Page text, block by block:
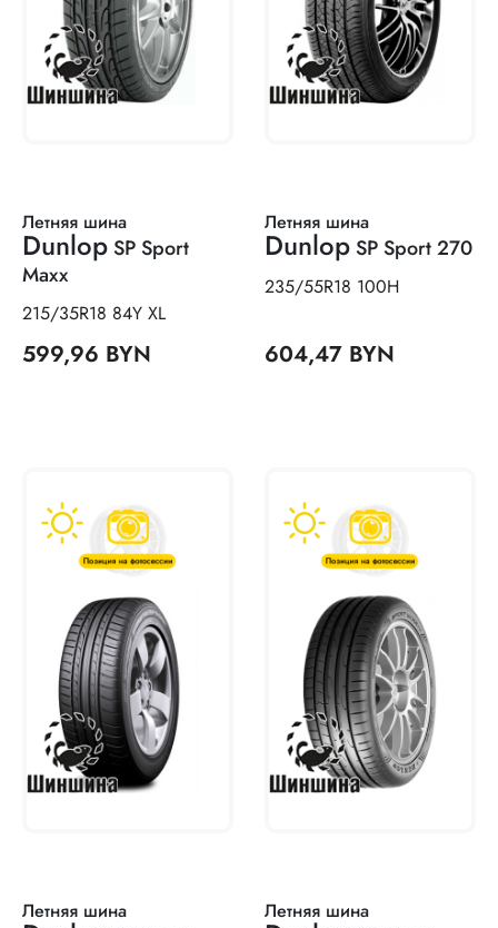
Летняя шина
DunlopSP Sport
Maxx
215/35R18 84Y XL
599,96 BYN
Летняя шина
Dunlop SP Sport 270
235/55R18 100H
604,47 BYN
Летняя шина Летняя шина